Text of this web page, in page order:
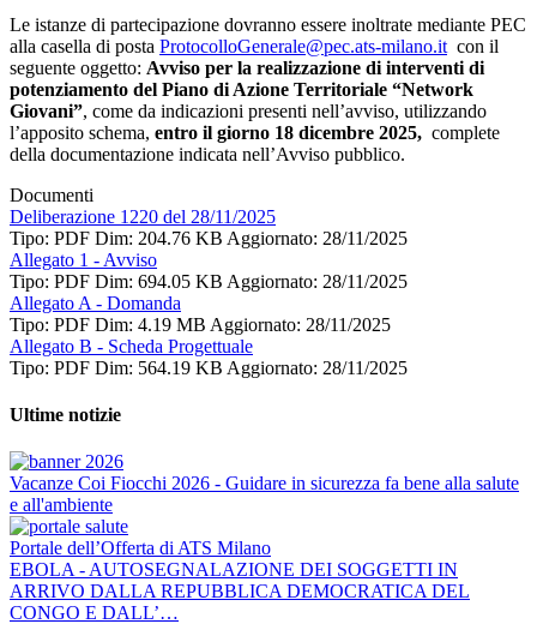
Le istanze di partecipazione dovranno essere inoltrate mediante PEC
alla casella di posta ProtocolloGenerale@pec.ats-milano.it con il
seguente oggetto: Avviso per la realizzazione di interventi di
potenziamento del Piano di Azione Territoriale “Network
Giovani”, come da indicazioni presenti nell’avviso, utilizzando
l’apposito schema, entro il giorno 18 dicembre 2025, complete
della documentazione indicata nell’Avviso pubblico.
Documenti
Deliberazione 1220 del 28/11/2025
Tipo: PDF Dim: 204.76 KB Aggiornato: 28/11/2025
Allegato 1 - Avviso
Tipo: PDF Dim: 694.05 KB Aggiornato: 28/11/2025
Allegato A - Domanda
Tipo: PDF Dim: 4.19 MB Aggiornato: 28/11/2025
Allegato B - Scheda Progettuale
Tipo: PDF Dim: 564.19 KB Aggiornato: 28/11/2025
Ultime notizie
Vacanze Coi Fiocchi 2026 - Guidare in sicurezza fa bene alla salute
e all'ambiente
Portale dell’Offerta di ATS Milano
EBOLA - AUTOSEGNALAZIONE DEI SOGGETTI IN
ARRIVO DALLA REPUBBLICA DEMOCRATICA DEL
CONGO E DALL’…